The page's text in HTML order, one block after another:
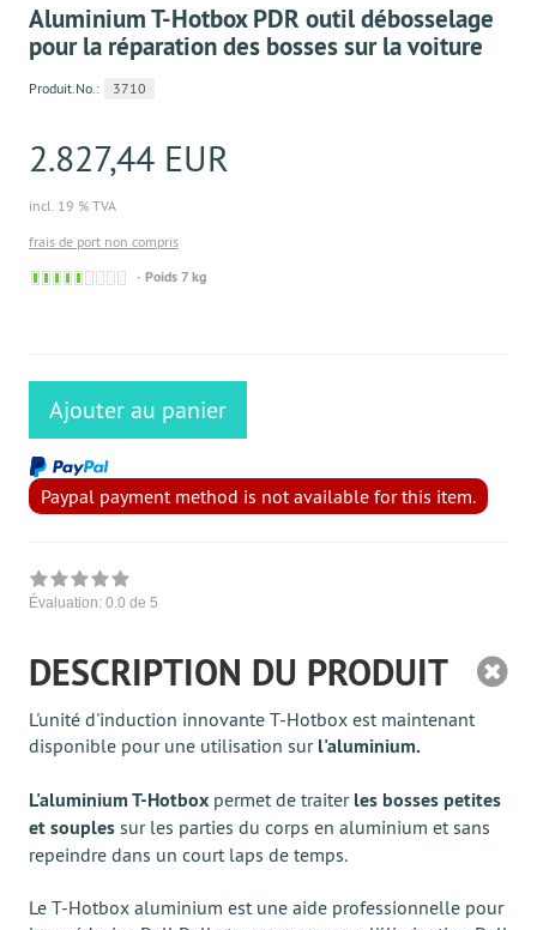
Aluminium T-Hotbox PDR outil débosselage
pour la réparation des bosses sur la voiture
Produit.No.: 3710
2.827,44 EUR
incl. 19 % TVA
frais de port non compris
Derzeit nicht lieferbar. Ware bereits nachbestellt
Poids 7 kg
Ajouter au panier
Paypal payment method is not available for this item.
Évaluation: 0.0 de 5
DESCRIPTION DU PRODUIT
L'unité d'induction innovante T-Hotbox est maintenant
disponible pour une utilisation sur l'aluminium.
L'aluminium T-Hotbox permet de traiter les bosses petites
et souples sur les parties du corps en aluminium et sans
repeindre dans un court laps de temps.
Le T-Hotbox aluminium est une aide professionnelle pour